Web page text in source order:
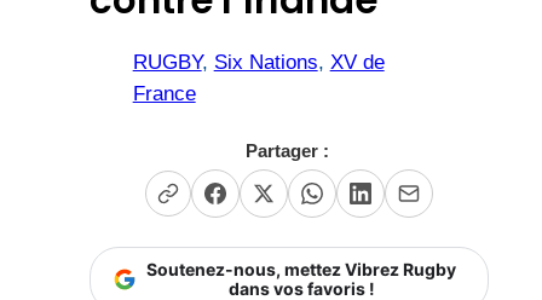
RUGBY, Six Nations, XV de
France
Partager :
Soutenez-nous, mettez Vibrez Rugby
dans vos favoris !